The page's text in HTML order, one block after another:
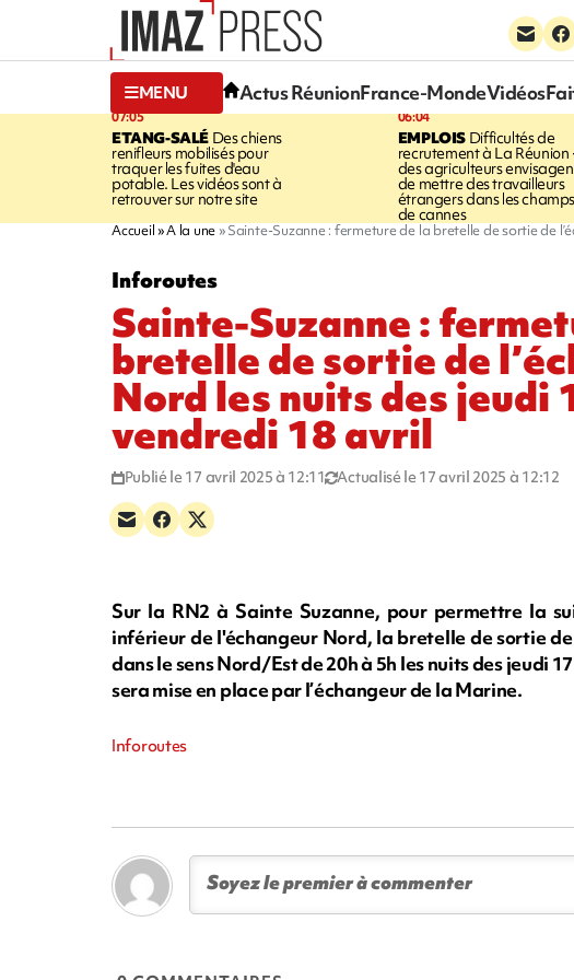
MENU Actus RéunionFrance-MondeVidéos
07:05
ETANG-SALÉ Des chiens
renifleurs mobilisés pour
traquer les fuites d'eau
potable. Les vidéos sont à
retrouver sur notre site
06:04
EMPLOIS Difficultés de
recrutement à La Réunion
des agriculteurs
de mettre des travailleurs
étrangers dans les champs
de cannes
Accueil A la une Sainte-Suzanne : fermeture de la bretelle de sortie de
Inforoutes
Sainte-Suzanne :
bretelle de sortie de
Nord les nuits des jeudi
vendredi 18 avril
Publié le 17 avril 2025 à 12:11 Actualisé le 17 avril 2025 à 12:12
Sur la RN2 à Sainte Suzanne, pour permettre la
inférieur de l'échangeur Nord, la bretelle de sortie
dans le sens Nord/Est de 20h à 5h les nuits des jeudi
sera mise en place par l’échangeur de la Marine.
Inforoutes